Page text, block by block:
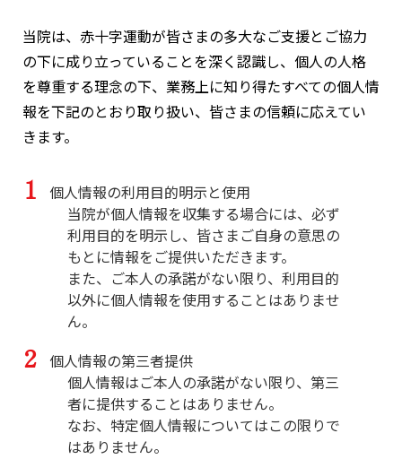
当院は、赤十字運動が皆さまの多大なご支援とご協力
の下に成り立っていることを深く認識し、個人の人格
を尊重する理念の下、業務上に知り得たすべての個人情
報を下記のとおり取り扱い、皆さまの信頼に応えてい
きます。
個人情報の利用目的明示と使用
当院が個人情報を収集する場合には、必ず
利用目的を明示し、皆さまご自身の意思の
もとに情報をご提供いただきます。
また、ご本人の承諾がない限り、利用目的
以外に個人情報を使用することはありませ
ん。
個人情報の第三者提供
個人情報はご本人の承諾がない限り、第三
者に提供することはありません。
なお、特定個人情報についてはこの限りで
はありません。